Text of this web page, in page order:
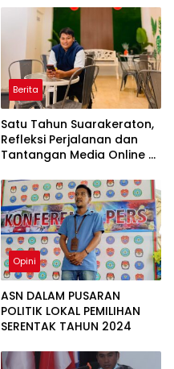
Berita
Satu Tahun Suarakeraton,
Refleksi Perjalanan dan
Tantangan Media Online di
Opini
ASN DALAM PUSARAN
POLITIK LOKAL PEMILIHAN
SERENTAK TAHUN 2024